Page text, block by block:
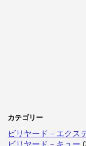
カテゴリー
ビリヤード－エクス
ビリヤード－キュー